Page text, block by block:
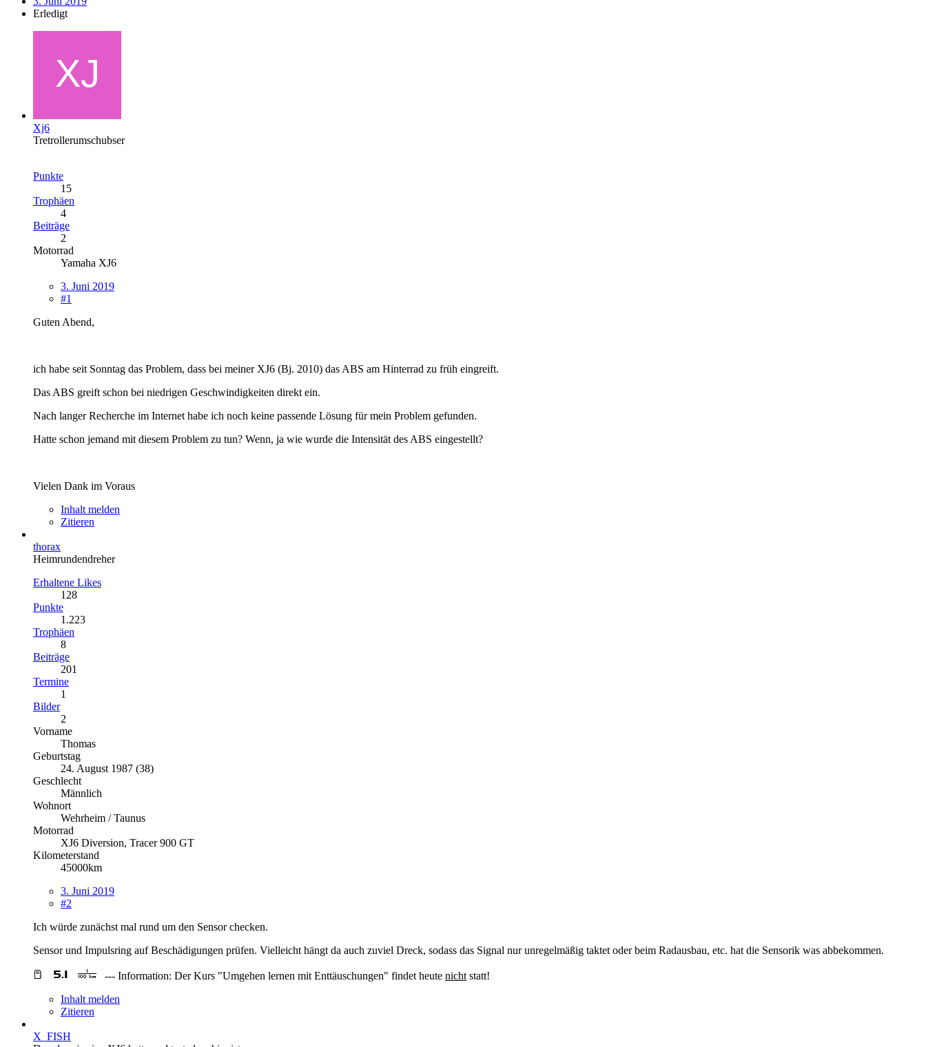
Erledigt
Xj6
Tretrollerumschubser
Punkte
15
Trophäen
4
Beiträge
2
Motorrad
Yamaha XJ6
3. Juni 2019
#1
Guten Abend,
ich habe seit Sonntag das Problem, dass bei meiner XJ6 (Bj. 2010) das ABS am Hinterrad zu früh eingreift.
Das ABS greift schon bei niedrigen Geschwindigkeiten direkt ein.
Nach langer Recherche im Internet habe ich noch keine passende Lösung für mein Problem gefunden.
Hatte schon jemand mit diesem Problem zu tun? Wenn, ja wie wurde die Intensität des ABS eingestellt?
Vielen Dank im Voraus
Inhalt melden
Zitieren
thorax
Heimrundendreher
Erhaltene Likes
128
Punkte
1.223
Trophäen
8
Beiträge
201
Termine
1
Bilder
2
Vorname
Thomas
Geburtstag
24. August 1987 (38)
Geschlecht
Männlich
Wohnort
Wehrheim / Taunus
Motorrad
XJ6 Diversion, Tracer 900 GT
Kilometerstand
45000km
3. Juni 2019
#2
Ich würde zunächst mal rund um den Sensor checken.
Sensor und Impulsring auf Beschädigungen prüfen. Vielleicht hängt da auch zuviel Dreck, sodass das Signal nur unregelmäßig taktet oder beim Radausbau, etc. hat die Sensorik was abbekommen.
--- Information: Der Kurs "Umgehen lernen mit Enttäuschungen" findet heute nicht statt!
Inhalt melden
Zitieren
X_FISH